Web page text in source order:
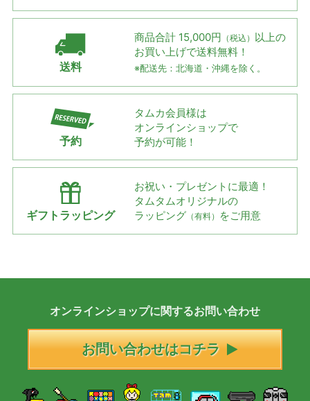
送料
商品合計 15,000円 （税込） 以上の
お買い上げで送料無料！
※配送先：北海道・沖縄を除く。
予約
タムカ会員様は
オンラインショップで
予約が可能！
ギフトラッピング
お祝い・プレゼントに最適！
タムタムオリジナルの
ラッピング （有料） をご用意
オンラインショップに関するお問い合わせ
お問い合わせはコチラ